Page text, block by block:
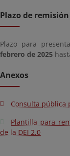
Plazo de remisión
Plazo para
febrero de 2025
Anexos
Consulta pública
Plantilla para
de la DEI 2.0